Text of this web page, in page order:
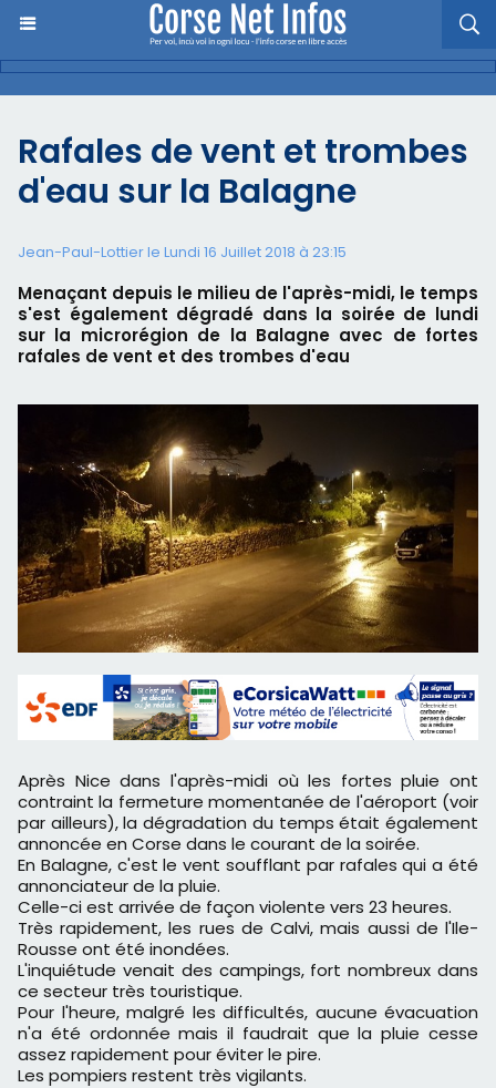
Rafales de vent et trombes
d'eau sur la Balagne
Jean-Paul-Lottier le Lundi 16 Juillet 2018 à 23:15
Menaçant depuis le milieu de l'après-midi, le temps
s'est également dégradé dans la soirée de lundi
sur la microrégion de la Balagne avec de fortes
rafales de vent et des trombes d'eau
Après Nice dans l'après-midi où les fortes pluie ont
contraint la fermeture momentanée de l'aéroport (voir
par ailleurs), la dégradation du temps était également
annoncée en Corse dans le courant de la soirée.
En Balagne, c'est le vent soufflant par rafales qui a été
annonciateur de la pluie.
Celle-ci est arrivée de façon violente vers 23 heures.
Très rapidement, les rues de Calvi, mais aussi de l'Ile-
Rousse ont été inondées.
L'inquiétude venait des campings, fort nombreux dans
ce secteur très touristique.
Pour l'heure, malgré les difficultés, aucune évacuation
n'a été ordonnée mais il faudrait que la pluie cesse
assez rapidement pour éviter le pire.
Les pompiers restent très vigilants.